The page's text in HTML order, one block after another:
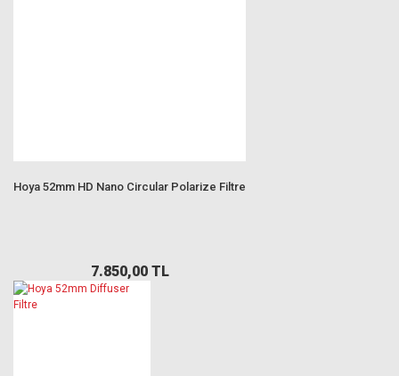
Hoya 52mm HD Nano Circular Polarize Filtre
7.850,00 TL